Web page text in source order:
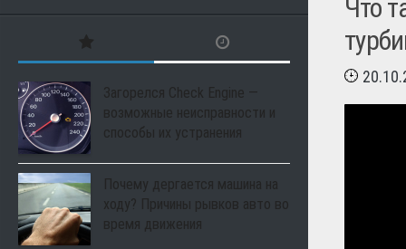
Что
Загорелся Check Engine —
возможные неисправности и
способы их устранения
Почему дергается машина на
ходу? Причины рывков авто во
время движения